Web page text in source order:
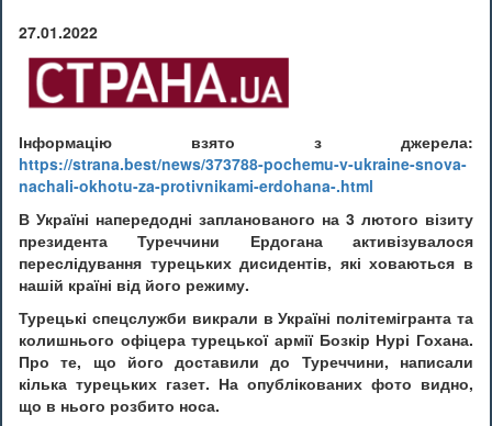
27.01.2022
Інформацію взято з джерела:
https://strana.best/news/373788-pochemu-v-ukraine-snova-
nachali-okhotu-za-protivnikami-erdohana-.html
В Україні напередодні запланованого на 3 лютого візиту
президента Туреччини Ердогана активізувалося
переслідування турецьких дисидентів, які ховаються в
нашій країні від його режиму.
Турецькі спецслужби викрали в Україні політемігранта та
колишнього офіцера турецької армії Бозкір Нурі Гохана.
Про те, що його доставили до Туреччини, написали
кілька турецьких газет. На опублікованих фото видно,
що в нього розбито носа.